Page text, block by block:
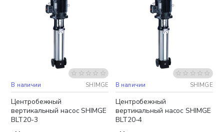
Бесплатная доставка
В наличии SHIMGE
Центробежный
вертикальный насос SHIMGE
BLT20-3
Бесплатная доставка
В наличии SHIMGE
Центробежный
вертикальный насос SHIMGE
BLT20-4